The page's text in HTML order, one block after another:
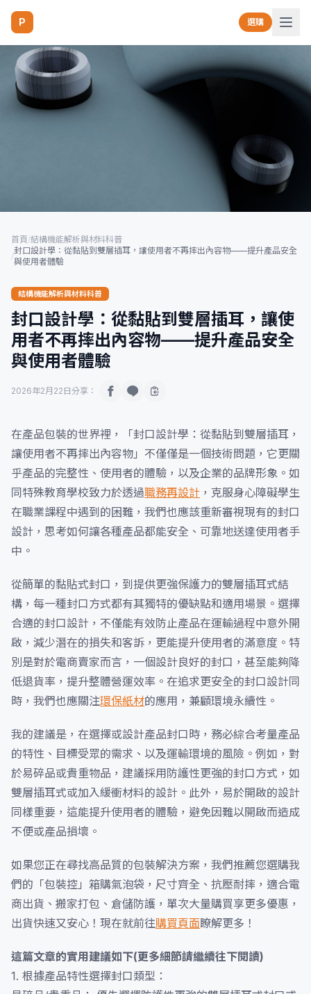
P 選購
首頁/結構機能解析與材料科普
/
封口設計學：從黏貼到雙層插耳，讓使用者不再摔出內容物——提升產品安全
與使用者體驗
結構機能解析與材料科普
封口設計學：從黏貼到雙層插耳，讓使
用者不再摔出內容物——提升產品安全
與使用者體驗
2026年2月22日 分享：
在產品包裝的世界裡，「封口設計學：從黏貼到雙層插耳，
讓使用者不再摔出內容物」不僅僅是一個技術問題，它更關
乎產品的完整性、使用者的體驗，以及企業的品牌形象。如
同特殊教育學校致力於透過職務再設計 ，克服身心障礙學生
在職業課程中遇到的困難，我們也應該重新審視現有的封口
設計，思考如何讓各種產品都能安全、可靠地送達使用者手
中。
從簡單的黏貼式封口，到提供更強保護力的雙層插耳式結
構，每一種封口方式都有其獨特的優缺點和適用場景。選擇
合適的封口設計，不僅能有效防止產品在運輸過程中意外開
啟，減少潛在的損失和客訴，更能提升使用者的滿意度。特
別是對於電商賣家而言，一個設計良好的封口，甚至能夠降
低退貨率，提升整體營運效率。在追求更安全的封口設計同
時，我們也應關注環保紙材的應用，兼顧環境永續性。
我的建議是，在選擇或設計產品封口時，務必綜合考量產品
的特性、目標受眾的需求、以及運輸環境的風險。例如，對
於易碎品或貴重物品，建議採用防護性更強的封口方式，如
雙層插耳式或加入緩衝材料的設計。此外，易於開啟的設計
同樣重要，這能提升使用者的體驗，避免因難以開啟而造成
不便或產品損壞。
如果您正在尋找高品質的包裝解決方案，我們推薦您選購我
們的「包裝控」箱購氣泡袋，尺寸齊全、抗壓耐摔，適合電
商出貨、搬家打包、倉儲防護，單次大量購買享更多優惠，
出貨快速又安心！現在就前往購買頁面瞭解更多！
這篇文章的實用建議如下(更多細節請繼續往下閱讀)
1. 根據產品特性選擇封口類型：